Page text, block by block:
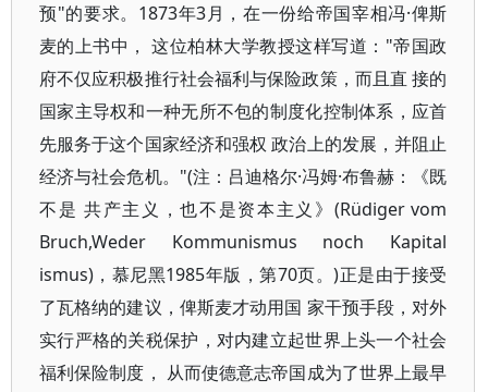
预"的要求。1873年3月，在一份给帝国宰相冯·俾斯
麦的上书中， 这位柏林大学教授这样写道："帝国政
府不仅应积极推行社会福利与保险政策，而且直 接的
国家主导权和一种无所不包的制度化控制体系，应首
先服务于这个国家经济和强权 政治上的发展，并阻止
经济与社会危机。"(注：吕迪格尔·冯姆·布鲁赫：《既
不是 共产主义，也不是资本主义》(Rüdiger vom
Bruch,Weder Kommunismus noch Kapital
ismus)，慕尼黑1985年版，第70页。)正是由于接受
了瓦格纳的建议，俾斯麦才动用国 家干预手段，对外
实行严格的关税保护，对内建立起世界上头一个社会
福利保险制度， 从而使德意志帝国成为了世界上最早